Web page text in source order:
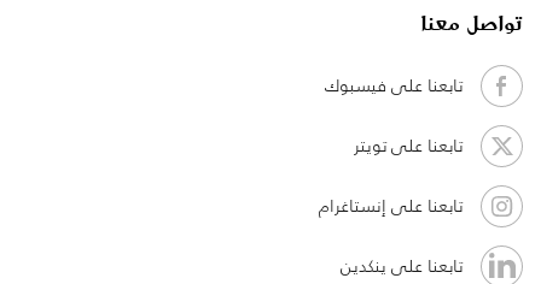
تواصل معنا
تابعنا على فيسبوك
تابعنا على تويتر
تابعنا على إنستاغرام
تابعنا على ينكدين